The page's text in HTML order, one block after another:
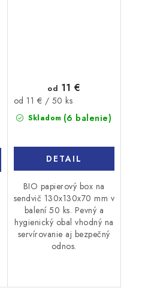
Skladom (6 balenie)
od 11 €
Jednotková
cena:
od 11 € / 50 ks
DETAIL
BIO papierový box na
sendvič 130x130x70 mm v
balení 50 ks. Pevný a
hygienický obal vhodný na
servírovanie aj bezpečný
odnos.